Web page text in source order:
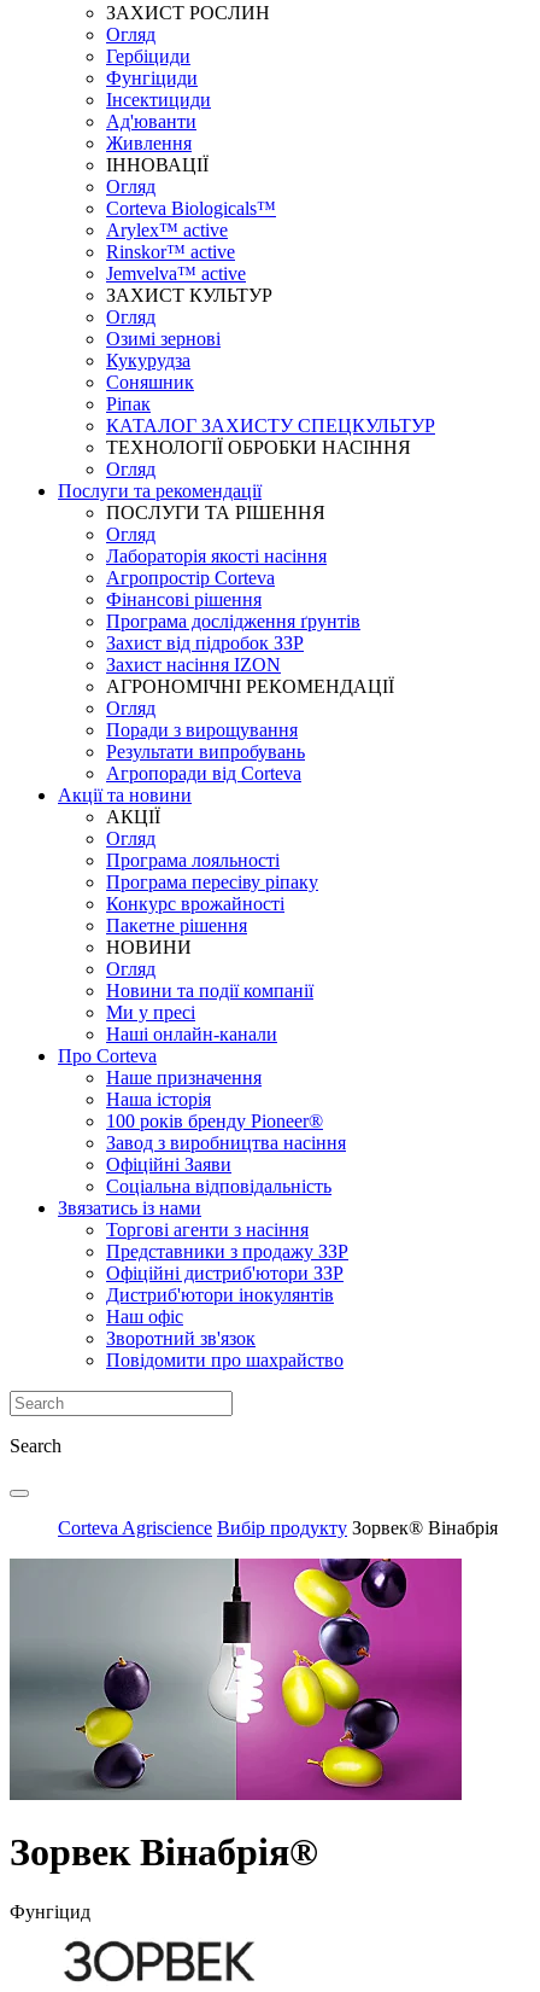
ЗАХИСТ РОСЛИН
Огляд
Гербіциди
Фунгіциди
Інсектициди
Ад'юванти
Живлення
ІННОВАЦІЇ
Огляд
Corteva Biologicals™
Arylex™ active
Rinskor™ active
Jemvelva™ active
ЗАХИСТ КУЛЬТУР
Огляд
Озимі зернові
Кукурудза
Соняшник
Ріпак
КАТАЛОГ ЗАХИСТУ СПЕЦКУЛЬТУР
ТЕХНОЛОГІЇ ОБРОБКИ НАСІННЯ
Огляд
Послуги та рекомендації
ПОСЛУГИ ТА РІШЕННЯ
Огляд
Лабораторія якості насіння
Агропростір Corteva
Фінансові рішення
Програма дослідження ґрунтів
Захист від підробок ЗЗР
Захист насіння IZON
АГРОНОМІЧНІ РЕКОМЕНДАЦІЇ
Огляд
Поради з вирощування
Результати випробувань
Агропоради від Corteva
Акції та новини
АКЦІЇ
Огляд
Програма лояльності
Програма пересіву ріпаку
Конкурс врожайності
Пакетне рішення
НОВИНИ
Огляд
Новини та події компанії
Ми у пресі
Наші онлайн-канали
Про Corteva
Наше призначення
Наша історія
100 років бренду Pioneer®
Завод з виробництва насіння
Офіційні Заяви
Соціальна відповідальність
Звязатись із нами
Торгові агенти з насіння
Представники з продажу ЗЗР
Офіційні дистриб'ютори ЗЗР
Дистриб'ютори інокулянтів
Наш офіс
Зворотний зв'язок
Повідомити про шахрайство
Search
Corteva Agriscience Вибір продукту Зорвек® Вінабрія
Зорвек Вінабрія®
Фунгіцид